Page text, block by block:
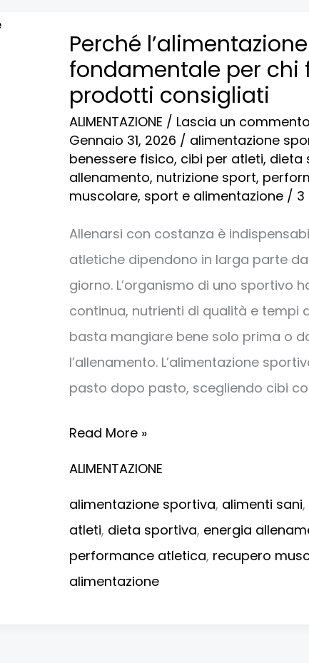
Perché
fondamentale per chi
prodotti consigliati
ALIMENTAZIONE / Lascia un commento
Gennaio 31, 2026 / alimentazione
benessere fisico, cibi per atleti, dieta
allenamento, nutrizione sport,
muscolare, sport e alimentazione / 3
Allenarsi con costanza è
atletiche dipendono in larga parte
giorno. L’organismo di uno sportivo
continua, nutrienti di qualità e tempi
basta mangiare bene solo prima o
l’allenamento. L’alimentazione
pasto dopo pasto, scegliendo cibi
l’alimentazione
è
fondamentale
per
chi
fa
sport:
10
prodotti
consigliati
Read More »
ALIMENTAZIONE
alimentazione sportiva, alimenti sani,
atleti, dieta sportiva, energia
performance atletica, recupero
alimentazione